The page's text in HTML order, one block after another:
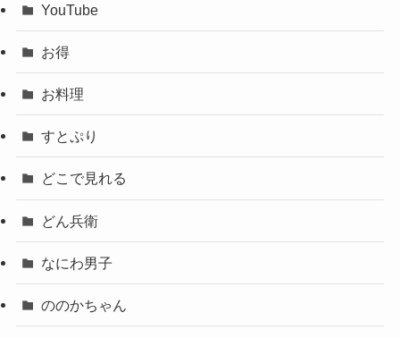
YouTube
お得
お料理
すとぷり
どこで見れる
どん兵衛
なにわ男子
ののかちゃん